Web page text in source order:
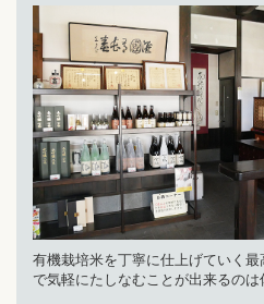
有機栽培米を丁寧に仕上げていく
で気軽にたしなむことが出来るのは